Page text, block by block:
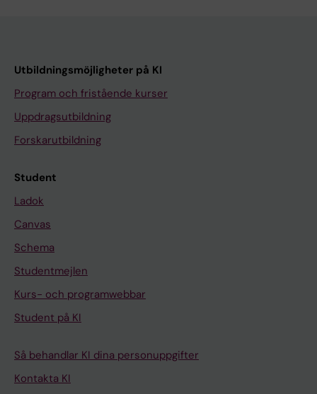
Utbildningsmöjligheter på KI
Program och fristående kurser
Uppdragsutbildning
Forskarutbildning
Student
Ladok
Canvas
Schema
Studentmejlen
Kurs- och programwebbar
Student på KI
Så behandlar KI dina personuppgifter
Kontakta KI